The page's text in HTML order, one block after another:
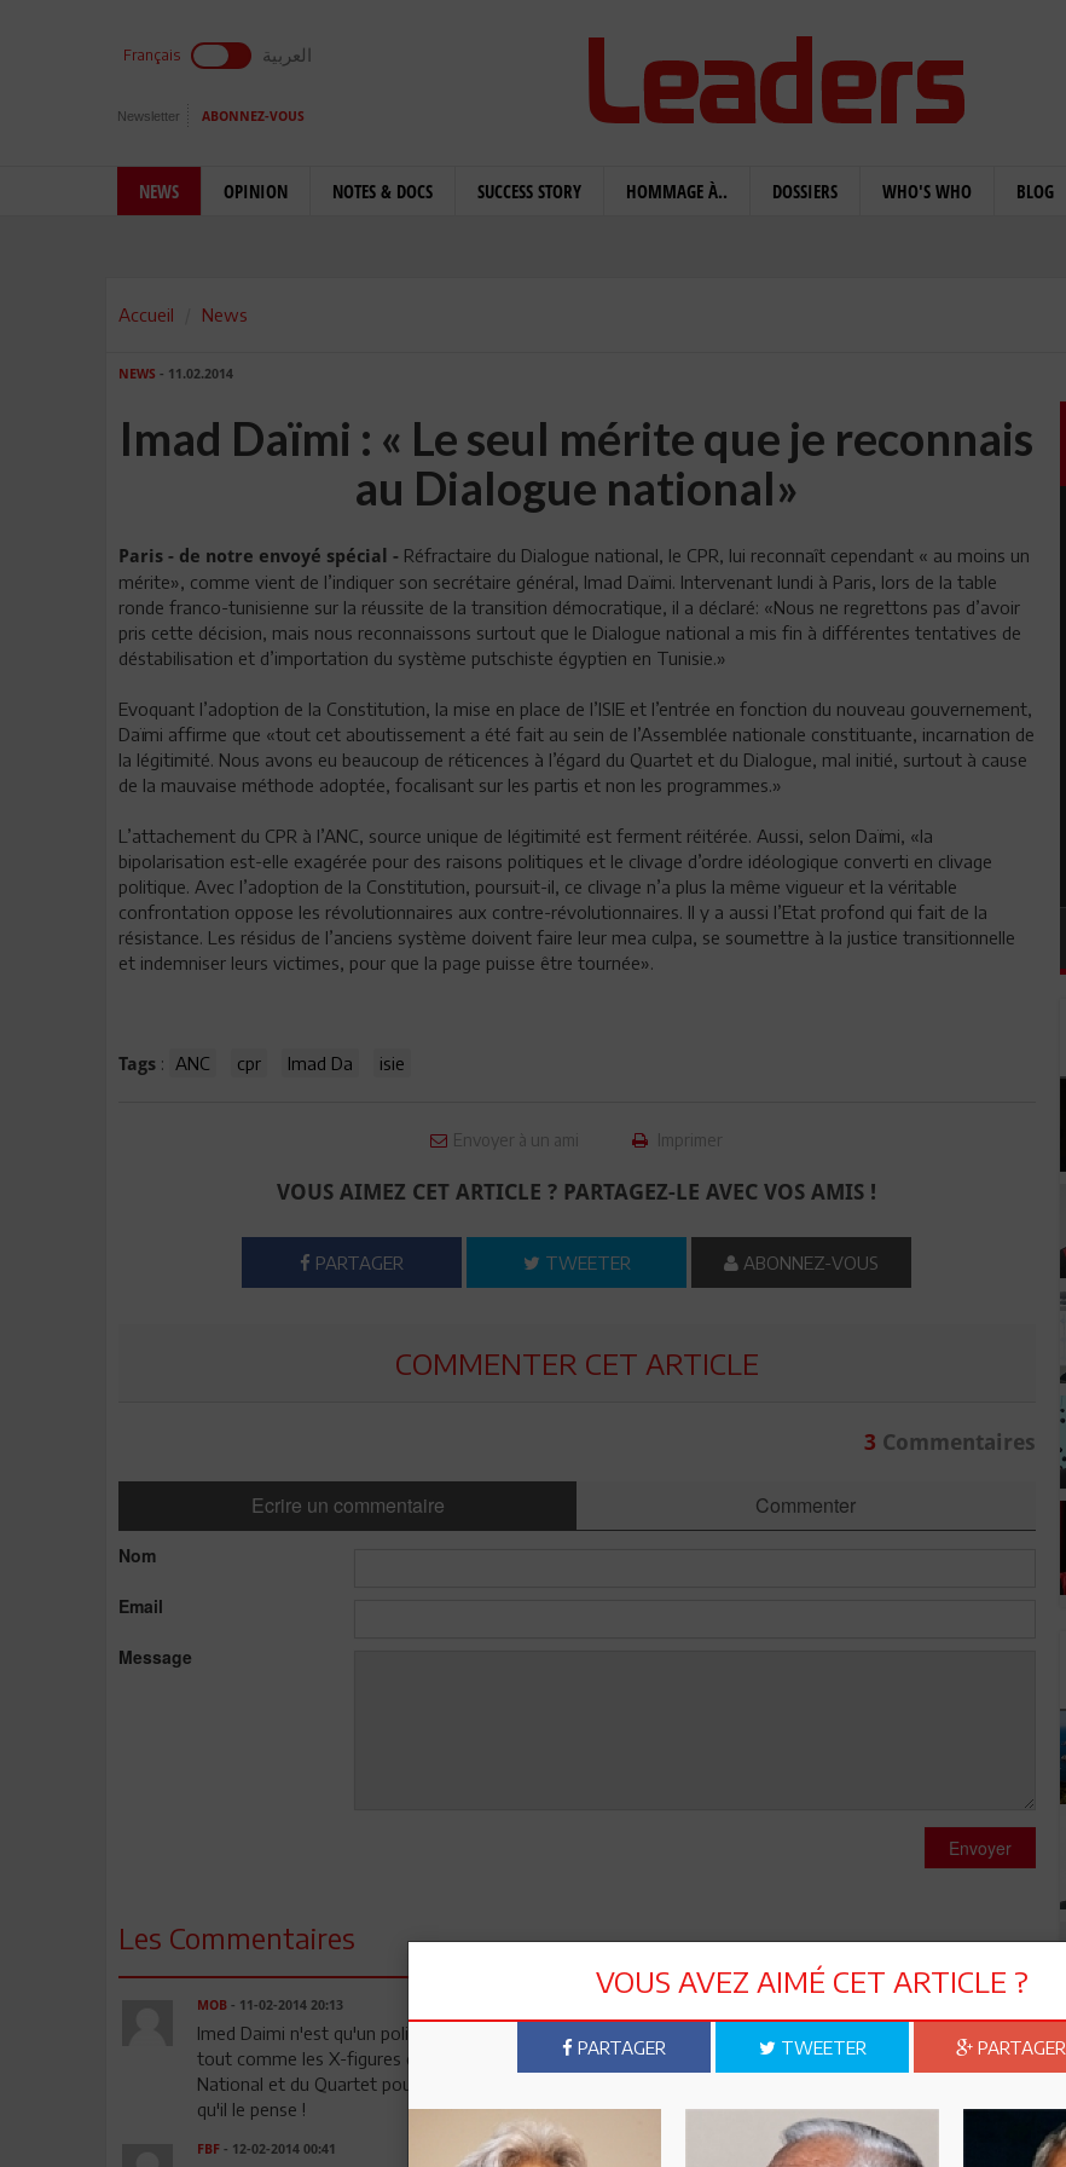
Français العربية
Newsletter ABONNEZ-VOUS
NEWS OPINION NOTES & DOCS SUCCESS STORY HOMMAGE À.. DOSSIERS WHO'S WHO BLOG
Accueil News
NEWS - 11.02.2014
Imad Daïmi : « Le seul mérite que je reconnais
au Dialogue national»
Paris - de notre envoyé spécial - Réfractaire du Dialogue national, le CPR, lui reconnaît cependant « au moins un
mérite», comme vient de l’indiquer son secrétaire général, Imad Daïmi. Intervenant lundi à Paris, lors de la table
ronde franco-tunisienne sur la réussite de la transition démocratique, il a déclaré: «Nous ne regrettons pas d’avoir
pris cette décision, mais nous reconnaissons surtout que le Dialogue national a mis fin à différentes tentatives de
déstabilisation et d’importation du système putschiste égyptien en Tunisie.»
Evoquant l’adoption de la Constitution, la mise en place de l’ISIE et l’entrée en fonction du nouveau gouvernement,
Daïmi affirme que «tout cet aboutissement a été fait au sein de l’Assemblée nationale constituante, incarnation de
la légitimité. Nous avons eu beaucoup de réticences à l’égard du Quartet et du Dialogue, mal initié, surtout à cause
de la mauvaise méthode adoptée, focalisant sur les partis et non les programmes.»
L’attachement du CPR à l’ANC, source unique de légitimité est ferment réitérée. Aussi, selon Daïmi, «la
bipolarisation est-elle exagérée pour des raisons politiques et le clivage d’ordre idéologique converti en clivage
politique. Avec l’adoption de la Constitution, poursuit-il, ce clivage n’a plus la même vigueur et la véritable
confrontation oppose les révolutionnaires aux contre-révolutionnaires. Il y a aussi l’Etat profond qui fait de la
résistance. Les résidus de l’anciens système doivent faire leur mea culpa, se soumettre à la justice transitionnelle
et indemniser leurs victimes, pour que la page puisse être tournée».
Tags : ANC cpr Imad Da isie
Envoyer à un ami Imprimer
VOUS AIMEZ CET ARTICLE ? PARTAGEZ-LE AVEC VOS AMIS !
PARTAGER TWEETER ABONNEZ-VOUS
COMMENTER CET ARTICLE
3 Commentaires
Ecrire un commentaire Commenter
Nom
Email
Message
Envoyer
Les Commentaires
MOB- 11-02-2014 20:13
Imed Daimi n'est qu'un politicard qui nous a matraqués par ses discours regorgeant d'hypocrisie CpRistes,
tout comme les X-figures du RCD. Imed Daimi et tout le CpR ont misé sur un probable échec du Dialogue
National et du Quartet pour rester au pouvoir. Mais que ce Imed Daimi sache qu'il n'est pas aussi malin
qu'il le pense !
FBF- 12-02-2014 00:41
VOUS AVEZ AIMÉ CET ARTICLE ?
PARTAGER TWEETER PARTAGER